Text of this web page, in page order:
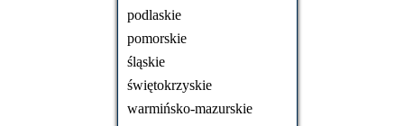
podlaskie
pomorskie
śląskie
świętokrzyskie
warmińsko-mazurskie